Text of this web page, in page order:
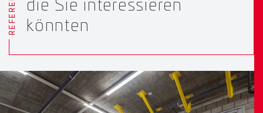
die Sie interessieren
könnten